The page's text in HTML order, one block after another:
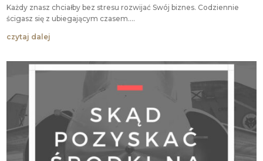
Każdy znasz chciałby bez stresu rozwijać Swój biznes. Codziennie
ścigasz się z ubiegającym czasem....
czytaj dalej